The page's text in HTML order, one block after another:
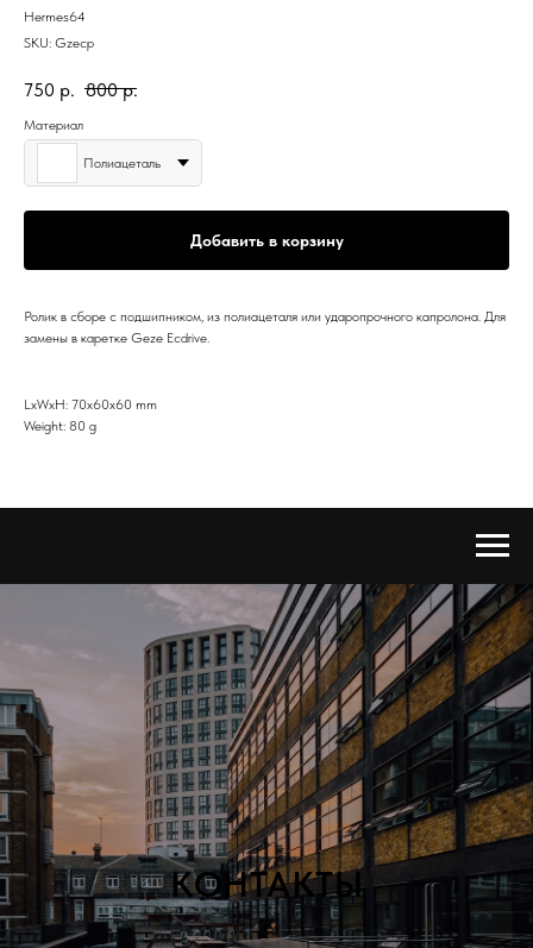
Hermes64
SKU: Gzecp
750 р. 800 р.
Материал
Полиацеталь
Добавить в корзину
Ролик в сборе с подшипником, из полиацеталя или ударопрочного капролона. Для
замены в каретке Geze Ecdrive.
LxWxH: 70x60x60 mm
Weight: 80 g
КОНТАКТЫ